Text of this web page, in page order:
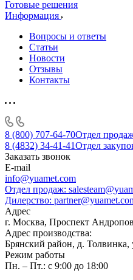
Готовые решения
Информация
Вопросы и ответы
Статьи
Новости
Отзывы
Контакты
8 (800) 707-64-70Отдел
8 (4832) 34-41-41Отдел
Заказать звонок
E-mail
info@yuamet.com
Отдел продаж:
Дилерство:
Адрес
г. Москва, Проспект
Адрес производства:
Брянский район, д. Толвинка,
Режим работы
Пн. – Пт.: с 9:00 до 18:00